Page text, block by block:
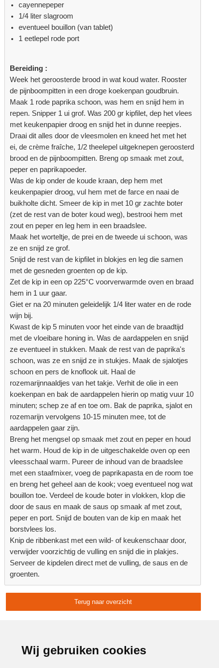
Wij gebruiken cookies
cayennepeper
1/4 liter slagroom
eventueel bouillon (van tablet)
1 eetlepel rode port
Bereiding :
Week het geroosterde brood in wat koud water. Rooster
de pijnboompitten in een droge koekenpan goudbruin.
Maak 1 rode paprika schoon, was hem en snijd hem in
repen. Snipper 1 ui grof. Was 200 gr kipfilet, dep het vlees
met keukenpapier droog en snijd het in dunne reepjes.
Draai dit alles door de vleesmolen en kneed het met het
ei, de crème fraîche, 1/2 theelepel uitgeknepen geroosterd
brood en de pijnboompitten. Breng op smaak met zout,
peper en paprikapoeder.
Was de kip onder de koude kraan, dep hem met
keukenpapier droog, vul hem met de farce en naai de
buikholte dicht. Smeer de kip in met 10 gr zachte boter
(zet de rest van de boter koud weg), bestrooi hem met
zout en peper en leg hem in een braadslee.
Maak het worteltje, de prei en de tweede ui schoon, was
ze en snijd ze grof.
Snijd de rest van de kipfilet in blokjes en leg die samen
met de gesneden groenten op de kip.
Zet de kip in een op 225°C voorverwarmde oven en braad
hem in 1 uur gaar.
Giet er na 20 minuten geleidelijk 1/4 liter water en de rode
wijn bij.
Kwast de kip 5 minuten voor het einde van de braadtijd
met de vloeibare honing in. Was de aardappelen en snijd
ze eventueel in stukken. Maak de rest van de paprika's
schoon, was ze en snijd ze in stukjes. Maak de sjalotjes
schoon en pers de knoflook uit. Haal de
rozemarijnnaaldjes van het takje. Verhit de olie in een
koekenpan en bak de aardappelen hierin op matig vuur 10
minuten; schep ze af en toe om. Bak de paprika, sjalot en
rozemarijn vervolgens 10-15 minuten mee, tot de
aardappelen gaar zijn.
Breng het mengsel op smaak met zout en peper en houd
het warm. Houd de kip in de uitgeschakelde oven op een
vleesschaal warm. Pureer de inhoud van de braadslee
met een staafmixer, voeg de paprikapasta en de room toe
en breng het geheel aan de kook; voeg eventueel nog wat
bouillon toe. Verdeel de koude boter in vlokken, klop die
door de saus en maak de saus op smaak af met zout,
peper en port. Snijd de bouten van de kip en maak het
borstvlees los.
Knip de ribbenkast met een wild- of keukenschaar door,
verwijder voorzichtig de vulling en snijd die in plakjes.
Serveer de kipdelen direct met de vulling, de saus en de
groenten.
Terug naar overzicht
Advertentie: